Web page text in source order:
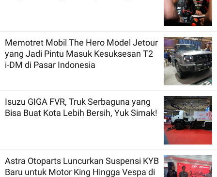
Memotret Mobil The Hero Model Jetour
yang Jadi Pintu Masuk Kesuksesan T2
i-DM di Pasar Indonesia
Isuzu GIGA FVR, Truk Serbaguna yang
Bisa Buat Kota Lebih Bersih, Yuk Simak!
Astra Otoparts Luncurkan Suspensi KYB
Baru untuk Motor King Hingga Vespa di